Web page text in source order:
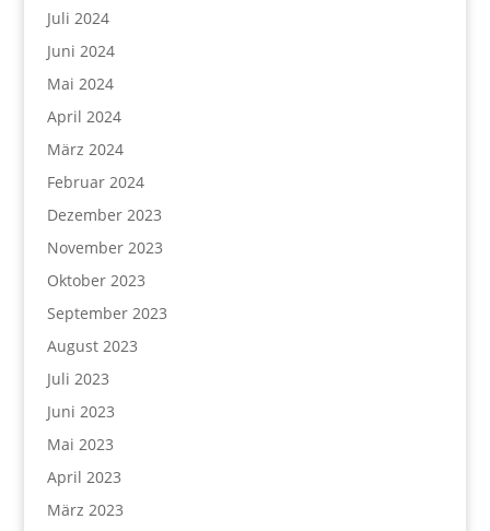
Juli 2024
Juni 2024
Mai 2024
April 2024
März 2024
Februar 2024
Dezember 2023
November 2023
Oktober 2023
September 2023
August 2023
Juli 2023
Juni 2023
Mai 2023
April 2023
März 2023